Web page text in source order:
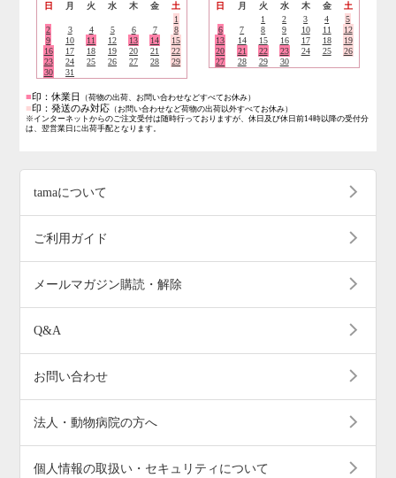
日 月 火 水 木 金
土
1
2
3 4 5 6 7
8
9
10 11 12 13 14
15
16
17 18 19 20 21
22
23
24 25 26 27 28
29
30
31
日 月 火 水 木 金
土
1
2 3 4
5
6
7 8 9 10 11
12
13
14 15 16 17 18
19
20
21 22 23 24 25
26
27
28 29 30
■印：休業日 （荷物の出荷、お問い合わせなどすべてお休み）
■印：発送のみ対応 （お問い合わせなど荷物の出荷以外すべてお休み）
※インターネットからのご注文受付は随時行っておりますが、休日及び休日前14時以降の受付分
は、翌営業日に出荷手配となります。
tamaについて
ご利用ガイド
メールマガジン購読・解除
Q&A
お問い合わせ
法人・動物病院の方へ
個人情報の取扱い・セキュリティについて